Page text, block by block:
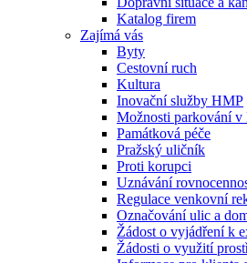
Katalog firem
Zajímá vás
Byty
Cestovní ruch
Kultura
Inovační služby HMP
Možnosti parkování v
Památková péče
Pražský uličník
Proti korupci
Uznávání
Regulace venkovní
Označování ulic a
Žádost o vyjádření k
Žádosti o využití